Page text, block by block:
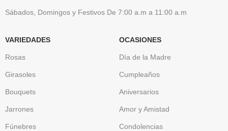
Sábados, Domingos y Festivos De 7:00 a.m a 11:00 a.m
VARIEDADES
Rosas
Girasoles
Bouquets
Jarrones
Fúnebres
OCASIONES
Día de la Madre
Cumpleaños
Aniversarios
Amor y Amistad
Condolencias